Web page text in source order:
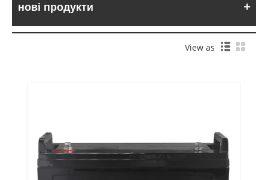
нові продукти
View as